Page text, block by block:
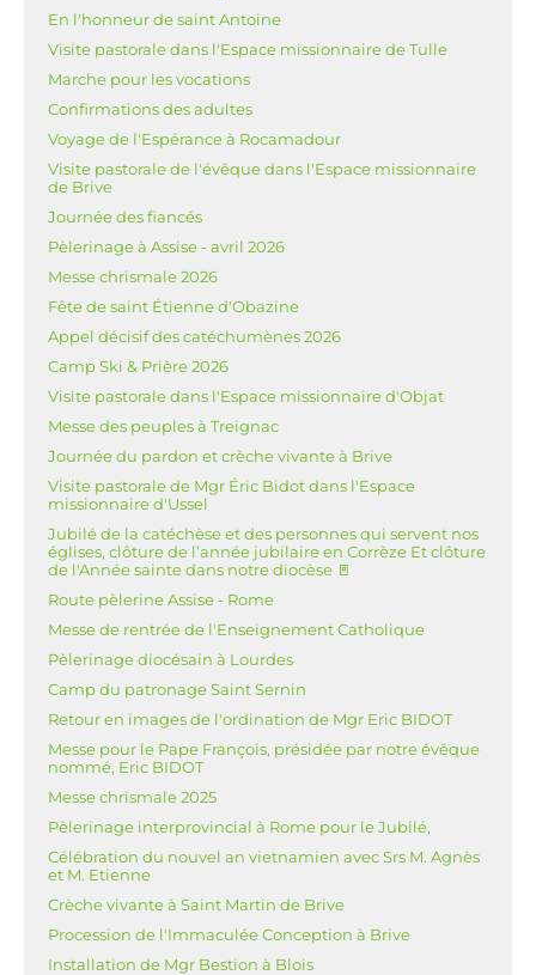
En l'honneur de saint Antoine
Visite pastorale dans l'Espace missionnaire de Tulle
Marche pour les vocations
Confirmations des adultes
Voyage de l'Espérance à Rocamadour
Visite pastorale de l'évêque dans l'Espace missionnaire
de Brive
Journée des fiancés
Pèlerinage à Assise - avril 2026
Messe chrismale 2026
Fête de saint Étienne d'Obazine
Appel décisif des catéchumènes 2026
Camp Ski & Prière 2026
Visite pastorale dans l'Espace missionnaire d'Objat
Messe des peuples à Treignac
Journée du pardon et crèche vivante à Brive
Visite pastorale de Mgr Éric Bidot dans l'Espace
missionnaire d'Ussel
Jubilé de la catéchèse et des personnes qui servent nos
églises, clôture de l’année jubilaire en Corrèze Et clôture
de l'Année sainte dans notre diocèse 🚪
Route pèlerine Assise - Rome
Messe de rentrée de l'Enseignement Catholique
Pèlerinage diocésain à Lourdes
Camp du patronage Saint Sernin
Retour en images de l'ordination de Mgr Eric BIDOT
Messe pour le Pape François, présidée par notre évêque
nommé, Eric BIDOT
Messe chrismale 2025
Pèlerinage interprovincial à Rome pour le Jubilé,
Célébration du nouvel an vietnamien avec Srs M. Agnès
et M. Etienne
Crèche vivante à Saint Martin de Brive
Procession de l'Immaculée Conception à Brive
Installation de Mgr Bestion à Blois